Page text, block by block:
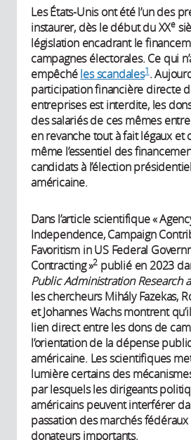
Les États-Unis ont été l’un des
instaurer, dès le début du XXe
législation encadrant le
campagnes électorales. Ce qui
empêchéles scandales1.
participation financière directe
entreprises est interdite, les
des salariés de ces mêmes
en revanche tout à fait légaux et
même l’essentiel des
candidats à l’élection
américaine.
Dans l’article scientifique «
Independence, Campaign
Favoritism in US Federal
Contracting »2 publié en 2023
Public Administration Research
les chercheurs Mihály Fazekas,
et Johannes Wachs montrent
lien direct entre les dons de
l’orientation de la dépense
américaine. Les scientifiques
lumière certains des
par lesquels les dirigeants
américains peuvent interférer
passation des marchés
donateurs importants.